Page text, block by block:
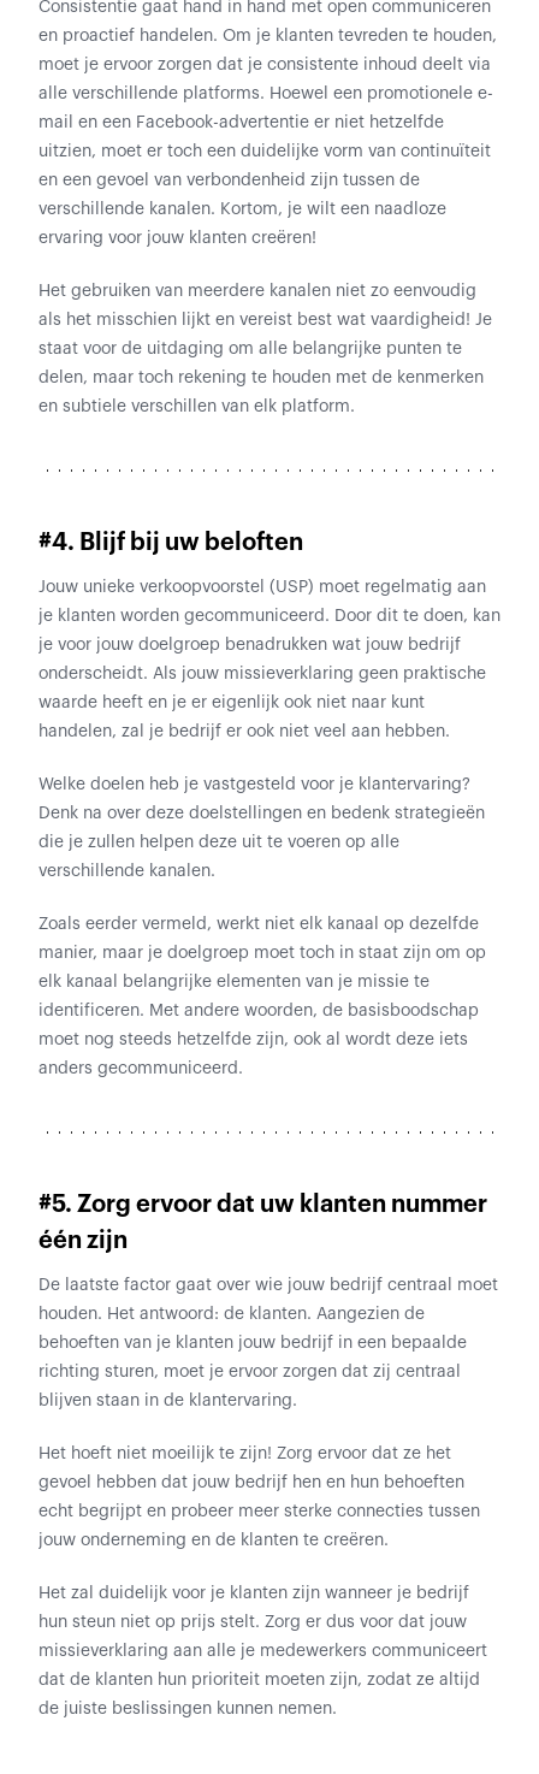
Consistentie gaat hand in hand met open communiceren
en proactief handelen. Om je klanten tevreden te houden,
moet je ervoor zorgen dat je consistente inhoud deelt via
alle verschillende platforms. Hoewel een promotionele e-
mail en een Facebook-advertentie er niet hetzelfde
uitzien, moet er toch een duidelijke vorm van continuïteit
en een gevoel van verbondenheid zijn tussen de
verschillende kanalen. Kortom, je wilt een naadloze
ervaring voor jouw klanten creëren!
Het gebruiken van meerdere kanalen niet zo eenvoudig
als het misschien lijkt en vereist best wat vaardigheid! Je
staat voor de uitdaging om alle belangrijke punten te
delen, maar toch rekening te houden met de kenmerken
en subtiele verschillen van elk platform.
#4. Blijf bij uw beloften
Jouw unieke verkoopvoorstel (USP) moet regelmatig aan
je klanten worden gecommuniceerd. Door dit te doen, kan
je voor jouw doelgroep benadrukken wat jouw bedrijf
onderscheidt. Als jouw missieverklaring geen praktische
waarde heeft en je er eigenlijk ook niet naar kunt
handelen, zal je bedrijf er ook niet veel aan hebben.
Welke doelen heb je vastgesteld voor je klantervaring?
Denk na over deze doelstellingen en bedenk strategieën
die je zullen helpen deze uit te voeren op alle
verschillende kanalen.
Zoals eerder vermeld, werkt niet elk kanaal op dezelfde
manier, maar je doelgroep moet toch in staat zijn om op
elk kanaal belangrijke elementen van je missie te
identificeren. Met andere woorden, de basisboodschap
moet nog steeds hetzelfde zijn, ook al wordt deze iets
anders gecommuniceerd.
#5. Zorg ervoor dat uw klanten nummer
één zijn
De laatste factor gaat over wie jouw bedrijf centraal moet
houden. Het antwoord: de klanten. Aangezien de
behoeften van je klanten jouw bedrijf in een bepaalde
richting sturen, moet je ervoor zorgen dat zij centraal
blijven staan in de klantervaring.
Het hoeft niet moeilijk te zijn! Zorg ervoor dat ze het
gevoel hebben dat jouw bedrijf hen en hun behoeften
echt begrijpt en probeer meer sterke connecties tussen
jouw onderneming en de klanten te creëren.
Het zal duidelijk voor je klanten zijn wanneer je bedrijf
hun steun niet op prijs stelt. Zorg er dus voor dat jouw
missieverklaring aan alle je medewerkers communiceert
dat de klanten hun prioriteit moeten zijn, zodat ze altijd
de juiste beslissingen kunnen nemen.